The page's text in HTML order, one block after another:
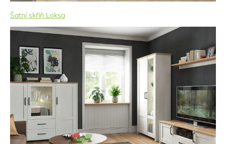
Šatní skříň Loksa